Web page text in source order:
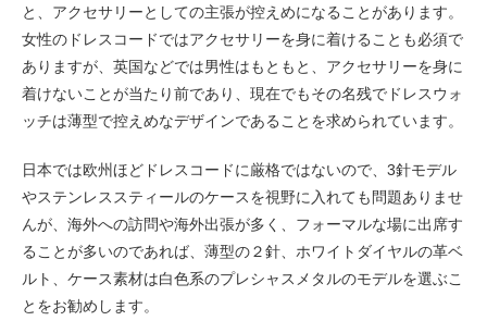
と、アクセサリーとしての主張が控えめになることがあります。
女性のドレスコードではアクセサリーを身に着けることも必須で
ありますが、英国などでは男性はもともと、アクセサリーを身に
着けないことが当たり前であり、現在でもその名残でドレスウォ
ッチは薄型で控えめなデザインであることを求められています。
日本では欧州ほどドレスコードに厳格ではないので、3針モデル
やステンレススティールのケースを視野に入れても問題ありませ
んが、海外への訪問や海外出張が多く、フォーマルな場に出席す
ることが多いのであれば、薄型の２針、ホワイトダイヤルの革ベ
ルト、ケース素材は白色系のプレシャスメタルのモデルを選ぶこ
とをお勧めします。